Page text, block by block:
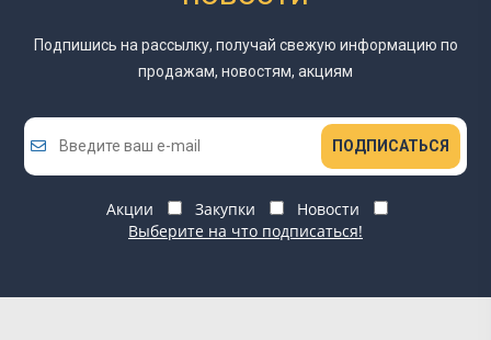
Подпишись на рассылку, получай свежую информацию по
продажам, новостям, акциям
ПОДПИСАТЬСЯ
Акции Закупки
Новости
Выберите на что подписаться!